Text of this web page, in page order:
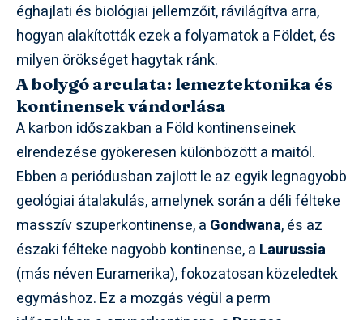
éghajlati és biológiai jellemzőit, rávilágítva arra,
hogyan alakították ezek a folyamatok a Földet, és
milyen örökséget hagytak ránk.
A bolygó arculata: lemeztektonika és
kontinensek vándorlása
A karbon időszakban a Föld kontinenseinek
elrendezése gyökeresen különbözött a maitól.
Ebben a periódusban zajlott le az egyik legnagyobb
geológiai átalakulás, amelynek során a déli félteke
masszív szuperkontinense, a Gondwana, és az
északi félteke nagyobb kontinense, a Laurussia
(más néven Euramerika), fokozatosan közeledtek
egymáshoz. Ez a mozgás végül a perm